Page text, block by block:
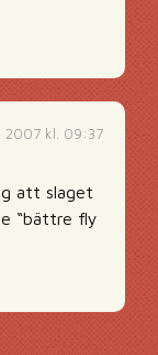
2007 kl. 09:37
att slaget
“bättre fly